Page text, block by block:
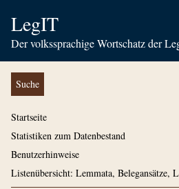
LegIT
Der volkssprachige Wortschatz der
Suche
Startseite
Statistiken zum Datenbestand
Benutzerhinweise
Listenübersicht: Lemmata, Belegansätze,